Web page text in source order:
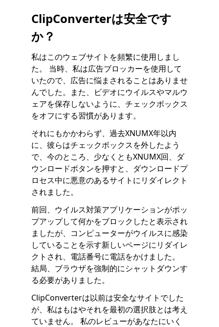
ClipConverterは安全です
か？
私はこのウェブサイトを頻繁に使用しまし
た。 当時、私は広告ブロッカーを使用して
いたので、広告に悩まされることはありませ
んでした。また、ビデオにウイルスやマルウ
ェアを保存しないように、チェックボックス
をオフにする習慣があります。
それにもかかわらず、過去XNUMX年以内
に、彼らはチェックボックスを外したよう
で、今のところ、少なくともXNUMX回、ダ
ウンロードボタンを押すと、ダウンロードプ
ロセス中に悪意のあるサイトにリダイレクト
されました。
前回、ウイルス対策アプリケーションがポッ
プアップして何かをブロックしたと表示され
ましたが、コンピューターがウイルスに感染
していることを示す新しいページにリダイレ
クトされ、電話番号に電話をかけました。
結局、ブラウザを強制的にシャットダウンす
る必要がありました。
ClipConverterは以前は安全なサイトでした
が、私はもはやそれを最初の選択肢とは考え
ていません。 私のレビューがあなたにいく